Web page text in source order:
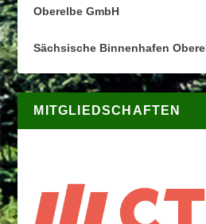
Oberelbe GmbH
Sächsische Binnenhafen
MITGLIEDSCHAFTEN